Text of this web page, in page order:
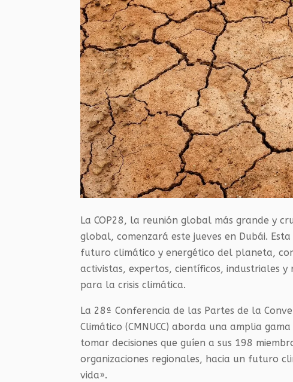
La COP28, la reunión global más grande y
global, comenzará este jueves en Dubái.
futuro climático y energético del planeta,
activistas, expertos, científicos, industriales
para la crisis climática.
La 28ª Conferencia de las Partes de la
Climático (CMNUCC) aborda una amplia
tomar decisiones que guíen a sus 198
organizaciones regionales, hacia un futuro
vida».